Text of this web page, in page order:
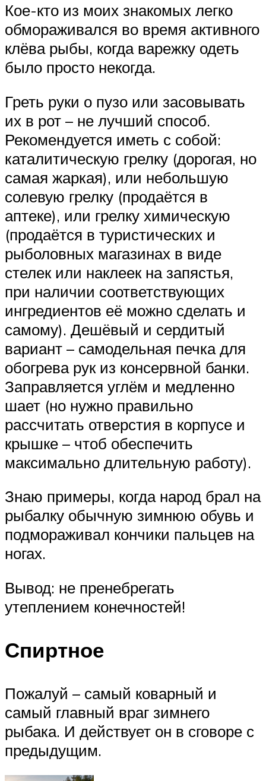
Кое-кто из моих знакомых легко
обмораживался во время активного
клёва рыбы, когда варежку одеть
было просто некогда.
Греть руки о пузо или засовывать
их в рот – не лучший способ.
Рекомендуется иметь с собой:
каталитическую грелку (дорогая, но
самая жаркая), или небольшую
солевую грелку (продаётся в
аптеке), или грелку химическую
(продаётся в туристических и
рыболовных магазинах в виде
стелек или наклеек на запястья,
при наличии соответствующих
ингредиентов её можно сделать и
самому). Дешёвый и сердитый
вариант – самодельная печка для
обогрева рук из консервной банки.
Заправляется углём и медленно
шает (но нужно правильно
рассчитать отверстия в корпусе и
крышке – чтоб обеспечить
максимально длительную работу).
Знаю примеры, когда народ брал на
рыбалку обычную зимнюю обувь и
подмораживал кончики пальцев на
ногах.
Вывод: не пренебрегать
утеплением конечностей!
Спиртное
Пожалуй – самый коварный и
самый главный враг зимнего
рыбака. И действует он в сговоре с
предыдущим.